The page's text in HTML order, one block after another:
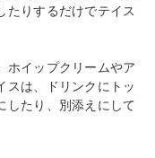
たりするだけでテイス
ホイップクリームやア
スは、ドリンクにトッ
したり、別添えにして